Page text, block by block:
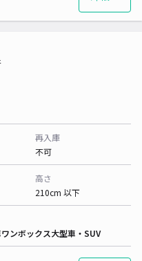
再入庫
不可
高さ
210cm 以下
ワンボックス大型車・SUV